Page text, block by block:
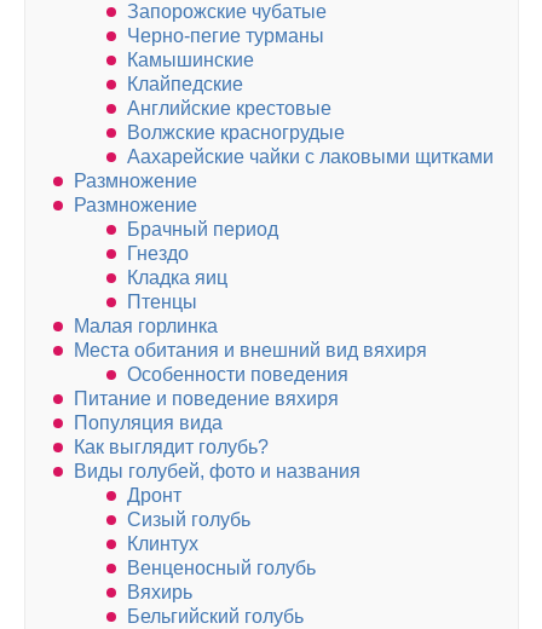
Запорожские чубатые
Черно-пегие турманы
Камышинские
Клайпедские
Английские крестовые
Волжские красногрудые
Аахарейские чайки с лаковыми щитками
Размножение
Размножение
Брачный период
Гнездо
Кладка яиц
Птенцы
Малая горлинка
Места обитания и внешний вид вяхиря
Особенности поведения
Питание и поведение вяхиря
Популяция вида
Как выглядит голубь?
Виды голубей, фото и названия
Дронт
Сизый голубь
Клинтух
Венценосный голубь
Вяхирь
Бельгийский голубь